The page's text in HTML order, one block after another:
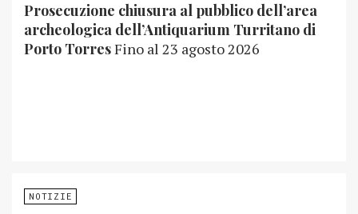
Prosecuzione chiusura al pubblico dell’area
archeologica dell’Antiquarium Turritano di
Porto TorresFino al 23 agosto 2026
NOTIZIE